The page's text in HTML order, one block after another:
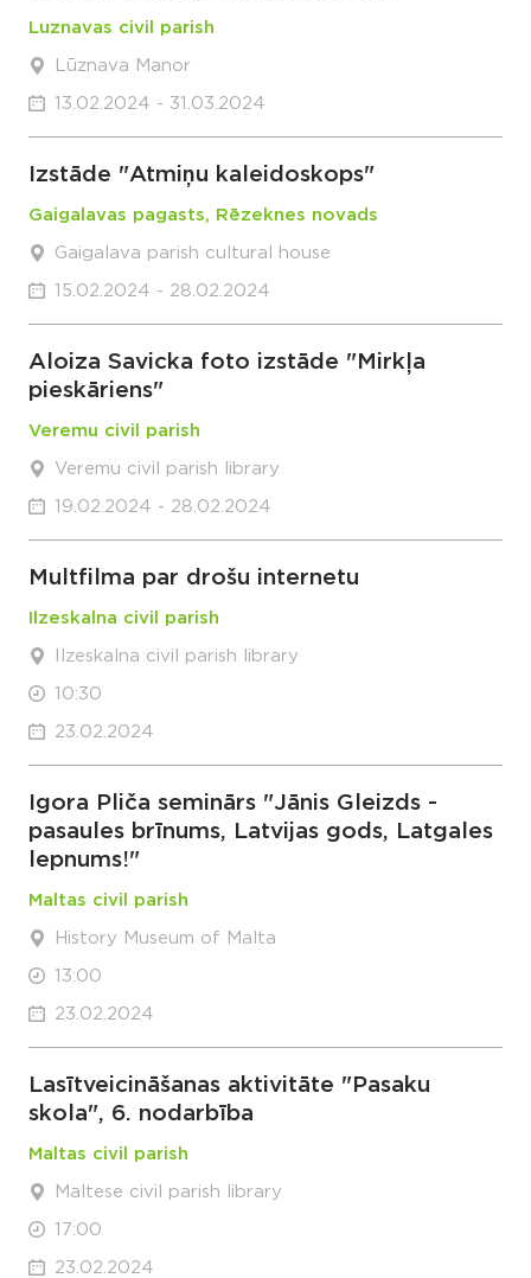
Luznavas civil parish
Lūznava Manor
13.02.2024 - 31.03.2024
Izstāde "Atmiņu kaleidoskops"
Gaigalavas pagasts, Rēzeknes novads
Gaigalava parish cultural house
15.02.2024 - 28.02.2024
Aloiza Savicka foto izstāde "Mirkļa
pieskāriens"
Veremu civil parish
Veremu civil parish library
19.02.2024 - 28.02.2024
Multfilma par drošu internetu
Ilzeskalna civil parish
Ilzeskalna civil parish library
10:30
23.02.2024
Igora Pliča seminārs "Jānis Gleizds -
pasaules brīnums, Latvijas gods, Latgales
lepnums!"
Maltas civil parish
History Museum of Malta
13:00
23.02.2024
Lasītveicināšanas aktivitāte "Pasaku
skola", 6. nodarbība
Maltas civil parish
Maltese civil parish library
17:00
23.02.2024